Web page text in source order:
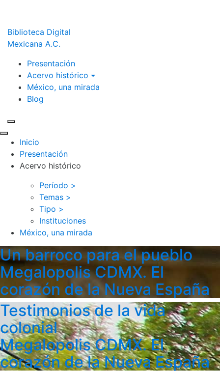
Biblioteca Digital
Mexicana A.C.
Presentación
Acervo histórico
México, una mirada
Blog
Inicio
Presentación
Acervo histórico
Período >
Temas >
Tipo >
Instituciones
México, una mirada
Un barroco para el pueblo
Megalopolis CDMX. El
corazón de la Nueva España
Testimonios de la vida
colonial
Megalopolis CDMX. El
corazón de la Nueva España